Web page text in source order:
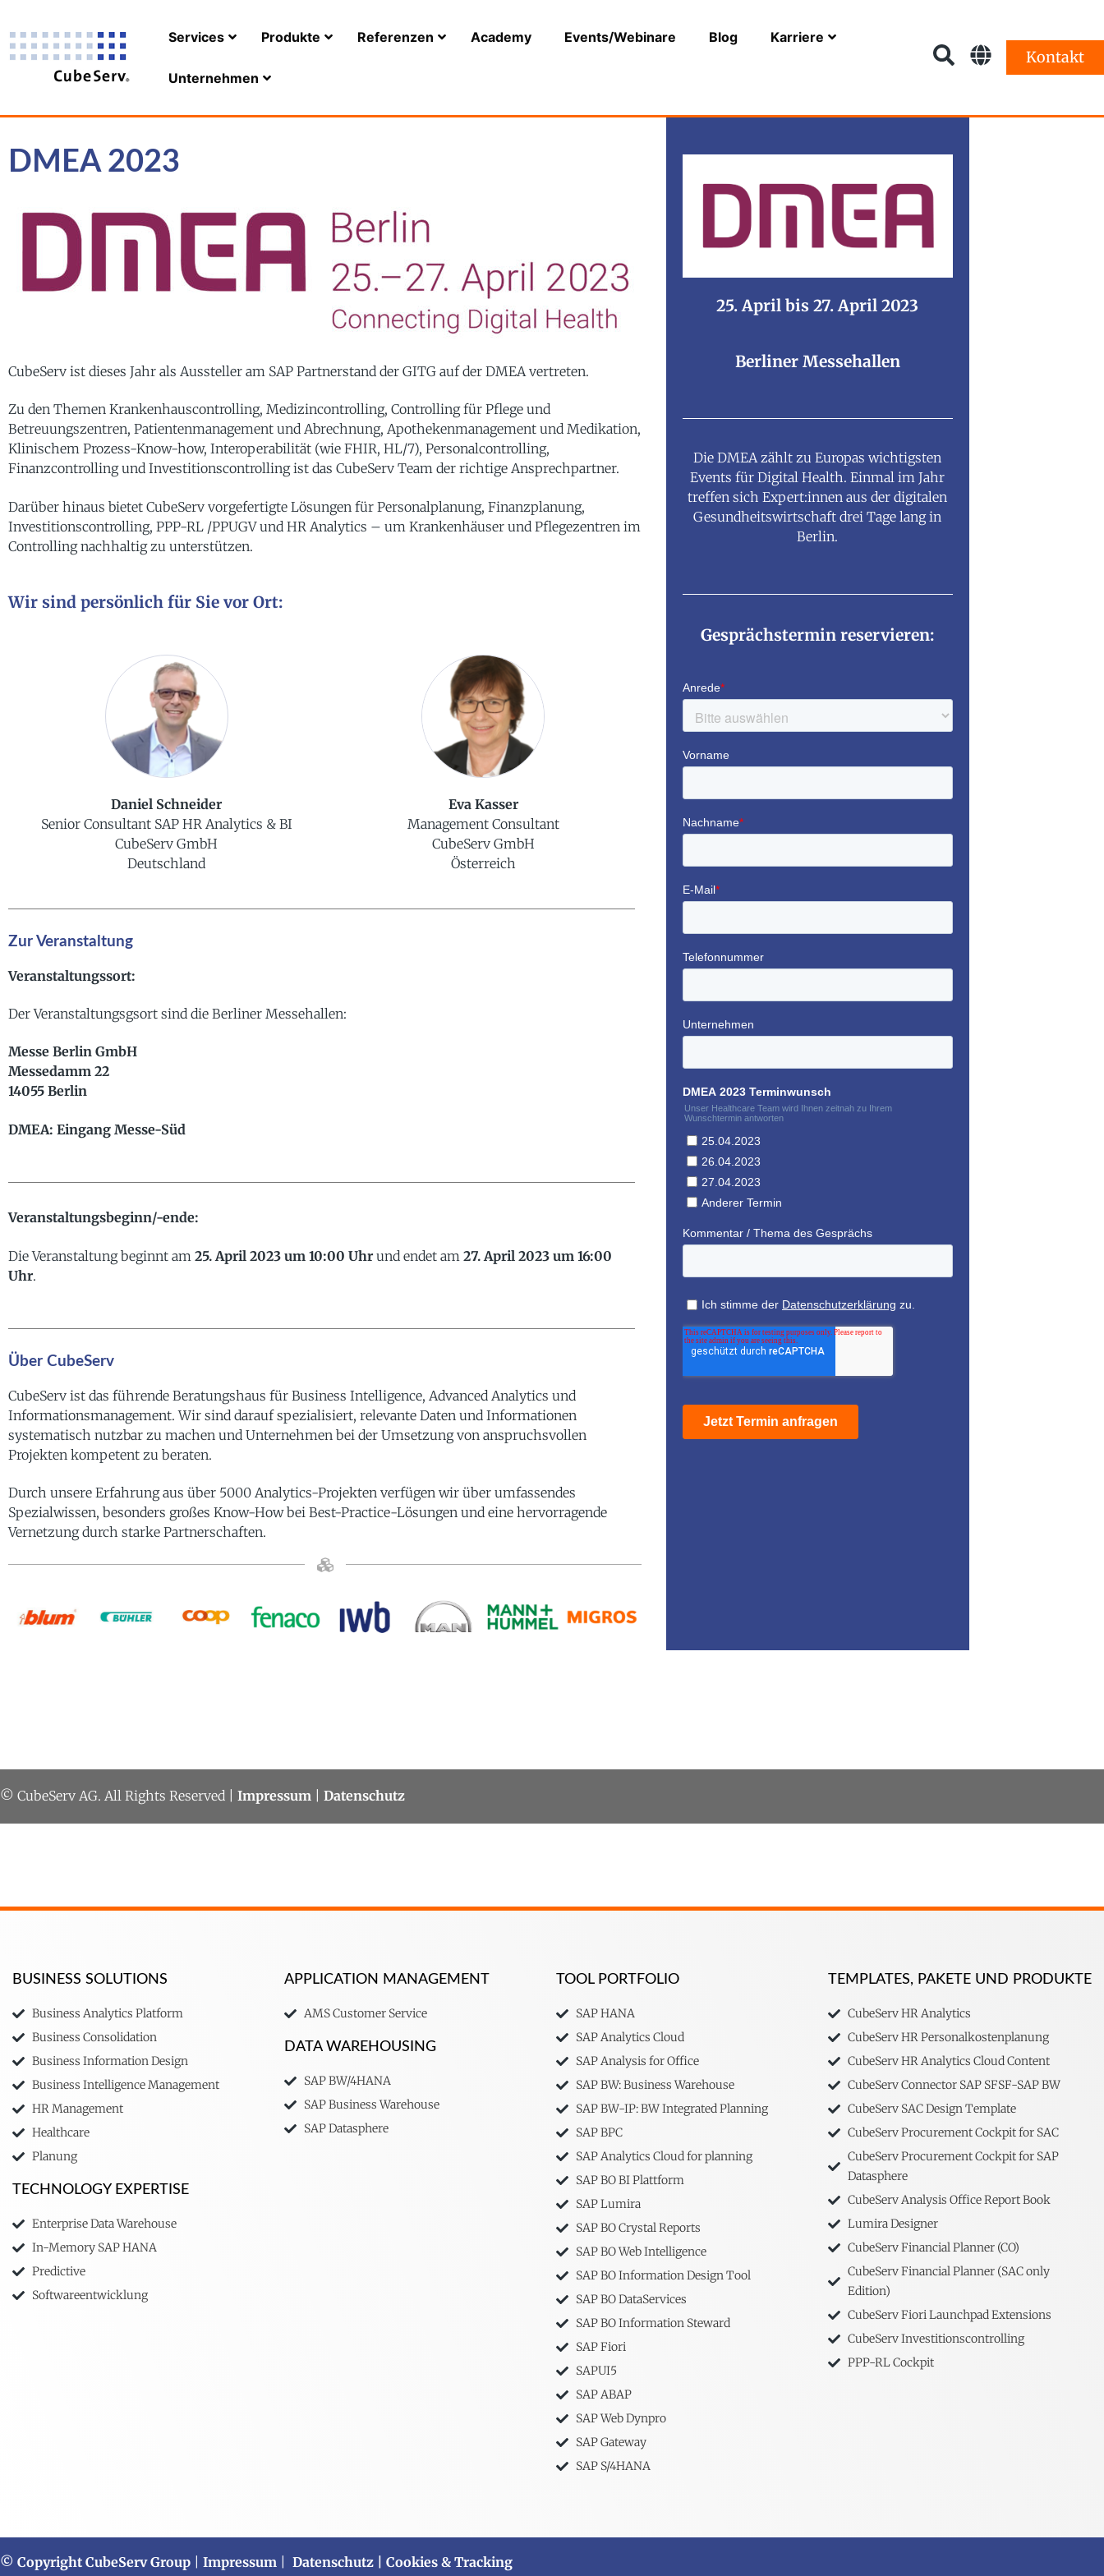
Services Produkte Referenzen Academy Events/Webinare Blog Karriere
Unternehmen
Kontakt
DMEA 2023
CubeServ ist dieses Jahr als Aussteller am SAP Partnerstand der GITG auf der DMEA vertreten.
Zu den Themen Krankenhauscontrolling, Medizincontrolling, Controlling für Pflege und
Betreuungszentren, Patientenmanagement und Abrechnung, Apothekenmanagement und Medikation,
Klinischem Prozess-Know-how, Interoperabilität (wie FHIR, HL/7), Personalcontrolling,
Finanzcontrolling und Investitionscontrolling ist das CubeServ Team der richtige Ansprechpartner.
Darüber hinaus bietet CubeServ vorgefertigte Lösungen für Personalplanung, Finanzplanung,
Investitionscontrolling, PPP-RL /PPUGV und HR Analytics – um Krankenhäuser und Pflegezentren im
Controlling nachhaltig zu unterstützen.
Wir sind persönlich für Sie vor Ort:
Daniel Schneider
Senior Consultant SAP HR Analytics & BI
CubeServ GmbH
Deutschland
Eva Kasser
Management Consultant
CubeServ GmbH
Österreich
Zur Veranstaltung
Veranstaltungssort:
Der Veranstaltungsgsort sind die Berliner Messehallen:
Messe Berlin GmbH
Messedamm 22
14055 Berlin
DMEA: Eingang Messe-Süd
Veranstaltungsbeginn/-ende:
Die Veranstaltung beginnt am 25. April 2023 um 10:00 Uhr und endet am 27. April 2023 um 16:00
Uhr.
Über CubeServ
CubeServ ist das führende Beratungshaus für Business Intelligence, Advanced Analytics und
Informationsmanagement. Wir sind darauf spezialisiert, relevante Daten und Informationen
systematisch nutzbar zu machen und Unternehmen bei der Umsetzung von anspruchsvollen
Projekten kompetent zu beraten.
Durch unsere Erfahrung aus über 5000 Analytics-Projekten verfügen wir über umfassendes
Spezialwissen, besonders großes Know-How bei Best-Practice-Lösungen und eine hervorragende
Vernetzung durch starke Partnerschaften.
25. April bis 27. April 2023
Berliner Messehallen
Die DMEA zählt zu Europas wichtigsten
Events für Digital Health. Einmal im Jahr
treffen sich Expert:innen aus der digitalen
Gesundheitswirtschaft drei Tage lang in
Berlin.
Gesprächstermin reservieren:
© CubeServ AG. All Rights Reserved | Impressum Datenschutz
BUSINESS SOLUTIONS
Business Analytics Platform
Business Consolidation
Business Information Design
Business Intelligence Management
HR Management
Healthcare
Planung
TECHNOLOGY EXPERTISE
Enterprise Data Warehouse
In-Memory SAP HANA
Predictive
Softwareentwicklung
APPLICATION MANAGEMENT
AMS Customer Service
DATA WAREHOUSING
SAP BW/4HANA
SAP Business Warehouse
SAP Datasphere
TOOL PORTFOLIO
SAP HANA
SAP Analytics Cloud
SAP Analysis for Office
SAP BW: Business Warehouse
SAP BW-IP: BW Integrated Planning
SAP BPC
SAP Analytics Cloud for planning
SAP BO BI Plattform
SAP Lumira
SAP BO Crystal Reports
SAP BO Web Intelligence
SAP BO Information Design Tool
SAP BO DataServices
SAP BO Information Steward
SAP Fiori
SAPUI5
SAP ABAP
SAP Web Dynpro
SAP Gateway
SAP S/4HANA
TEMPLATES, PAKETE UND PRODUKTE
CubeServ HR Analytics
CubeServ HR Personalkostenplanung
CubeServ HR Analytics Cloud Content
CubeServ Connector SAP SFSF-SAP BW
CubeServ SAC Design Template
CubeServ Procurement Cockpit for SAC
CubeServ Procurement Cockpit for SAP
Datasphere
CubeServ Analysis Office Report Book
Lumira Designer
CubeServ Financial Planner (CO)
CubeServ Financial Planner (SAC only
Edition)
CubeServ Fiori Launchpad Extensions
CubeServ Investitionscontrolling
PPP-RL Cockpit
© Copyright CubeServ Group Impressum Datenschutz | Cookies & Tracking